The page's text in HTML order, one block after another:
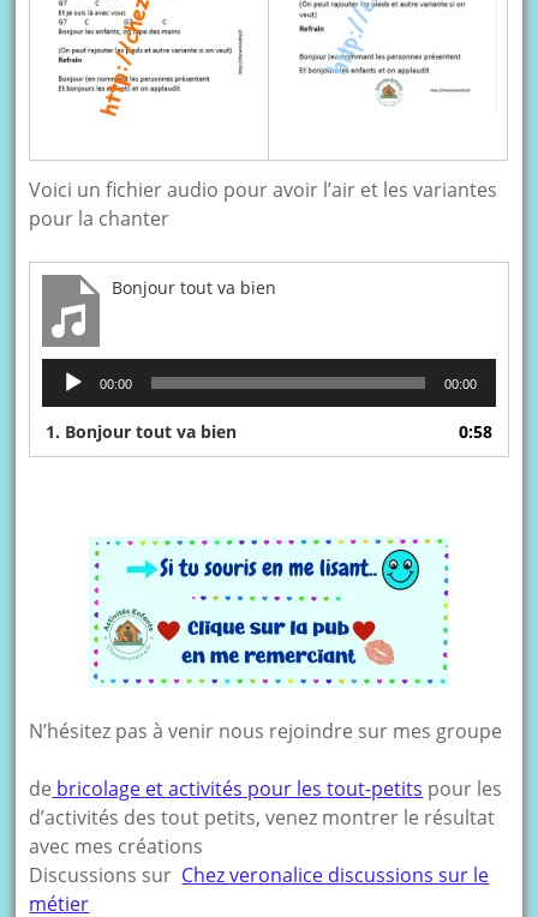
Voici un fichier audio pour avoir l’air et les variantes
pour la chanter
Bonjour tout va bien
Lecteur
audio
00:00 00:00
1. Bonjour tout va bien 0:58
N’hésitez pas à venir nous rejoindre sur mes groupe
de bricolage et activités pour les tout-petits pour les
d’activités des tout petits, venez montrer le résultat
avec mes créations
Discussions sur Chez veronalice discussions sur le
métier